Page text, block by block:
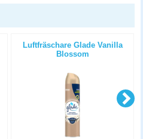
Luftfräschare Glade Vanilla
Blossom